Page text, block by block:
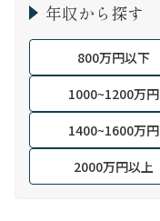
年収から探す
800万円以下
1000~1200万円
1400~1600万円
2000万円以上